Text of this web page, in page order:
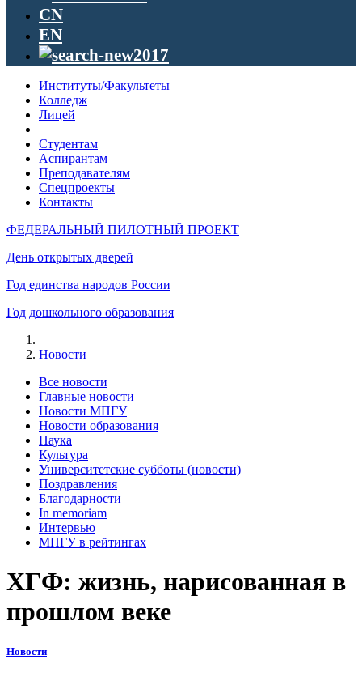
CN
EN
Институты/Факультеты
Колледж
Лицей
|
Студентам
Аспирантам
Преподавателям
Спецпроекты
Контакты
ФЕДЕРАЛЬНЫЙ ПИЛОТНЫЙ ПРОЕКТ
День открытых дверей
Год единства народов России
Год дошкольного образования
Новости
Все новости
Главные новости
Новости МПГУ
Новости образования
Наука
Культура
Университетские субботы (новости)
Поздравления
Благодарности
In memoriam
Интервью
МПГУ в рейтингах
ХГФ: жизнь, нарисованная в
прошлом веке
Новости